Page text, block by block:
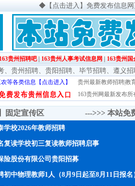
◆ 【点击进入】免费发布信息
163贵州招聘吧| 163贵州人事考试信息网 163贵州国
、 贵州招聘、 贵阳招聘、 毕节招聘、 遵义招
等各类信息【点击进入】 贵州最新教师招聘|教
163贵州网最新发布
顶】固定宣传区 --->>> 本站免
学校2026年教师招聘
复读学校初三复读教师招聘启事
险股份有限公司贵阳招募
初中物理教师1人（8月9日起至8月11日报名